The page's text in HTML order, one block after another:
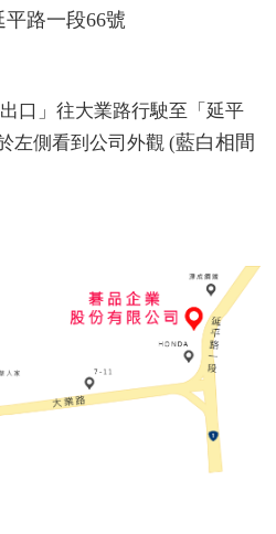
路一段66號
口」往大業路行駛至「延平
左側看到公司外觀 (藍白相間